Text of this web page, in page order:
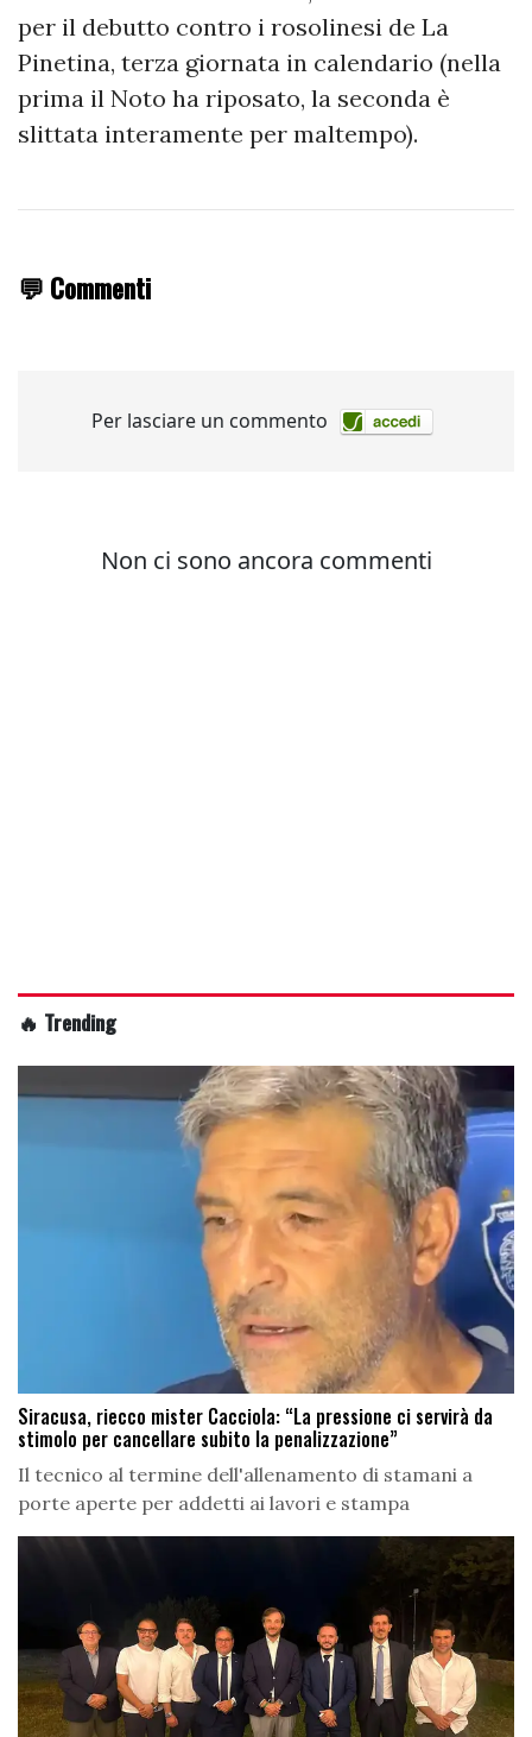
per il debutto contro i rosolinesi de La
Pinetina, terza giornata in calendario (nella
prima il Noto ha riposato, la seconda è
slittata interamente per maltempo).
💬 Commenti
🔥 Trending
Siracusa, riecco mister Cacciola: “La pressione ci servirà da
stimolo per cancellare subito la penalizzazione”
Il tecnico al termine dell'allenamento di stamani a
porte aperte per addetti ai lavori e stampa